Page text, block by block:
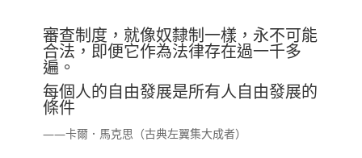
審查制度，就像奴隸制一樣，永不可能
合法，即便它作為法律存在過一千多
遍。
每個人的自由發展是所有人自由發展的
條件
——卡爾．馬克思（古典左翼集大成者）